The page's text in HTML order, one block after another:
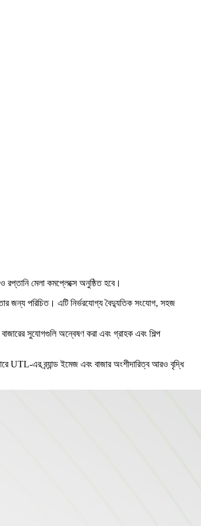
মেলা কমপ্লেক্সে অনুষ্ঠিত হবে।
জন্য পরিচিত। এটি নির্ভরযোগ্য বৈদ্যুতিক সংযোগ, সহজ
সুযোগগুলি অন্বেষণ করা এবং গ্রাহক এবং শিল্প
UTL-এর ব্র্যান্ড ইমেজ এবং বাজার অংশীদারিত্ব আরও বৃদ্ধি